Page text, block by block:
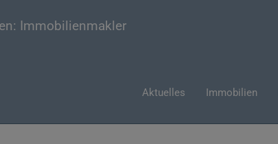
Aktuelles Immobilien